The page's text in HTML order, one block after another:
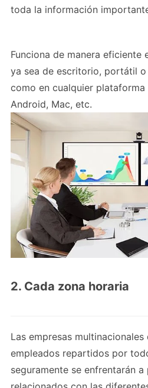
toda la información
Funciona de manera eficiente
ya sea de escritorio, portátil
como en cualquier plataforma
Android, Mac, etc.
2. Cada zona horaria
Las empresas
empleados repartidos por
seguramente se enfrentarán a